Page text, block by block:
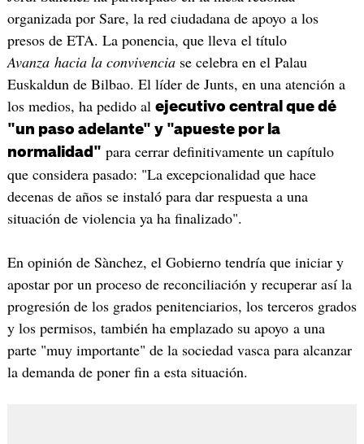
organizada por Sare, la red ciudadana de apoyo a los
presos de ETA. La ponencia, que lleva el título
Avanza hacia la convivenciase celebra en el Palau
Euskaldun de Bilbao. El líder de Junts, en una atención a
los medios, ha pedido al ejecutivo central que dé
"un paso adelante" y "apueste por la
normalidad" para cerrar definitivamente un capítulo
que considera pasado: "La excepcionalidad que hace
decenas de años se instaló para dar respuesta a una
situación de violencia ya ha finalizado".
En opinión de Sànchez, el Gobierno tendría que iniciar y
apostar por un proceso de reconciliación y recuperar así la
progresión de los grados penitenciarios, los terceros grados
y los permisos, también ha emplazado su apoyo a una
parte "muy importante" de la sociedad vasca para alcanzar
la demanda de poner fin a esta situación.